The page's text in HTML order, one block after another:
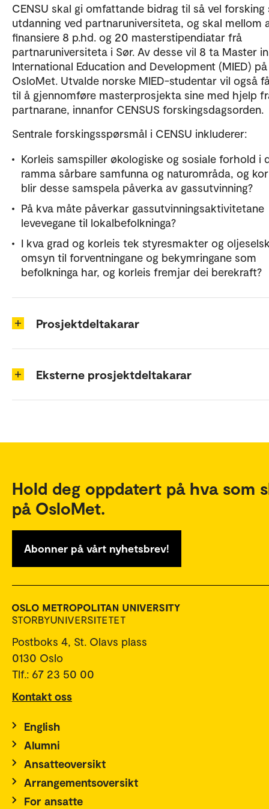
CENSU skal gi omfattande bidrag til så vel forsking
utdanning ved partnaruniversiteta, og skal mellom
finansiere 8 p.hd. og 20 masterstipendiatar frå
partnaruniversiteta i Sør. Av desse vil 8 ta Master in
International Education and Development (MIED) på
OsloMet. Utvalde norske MIED-studentar vil også
til å gjennomføre masterprosjekta sine med hjelp
partnarane, innanfor CENSUS forskingsdagsorden.
Sentrale forskingsspørsmål i CENSU inkluderer:
Korleis samspiller økologiske og sosiale forhold i
ramma sårbare samfunna og naturområda, og
blir desse samspela påverka av gassutvinning?
På kva måte påverkar gassutvinningsaktivitetane
levevegane til lokalbefolkninga?
I kva grad og korleis tek styresmakter og
omsyn til forventningane og bekymringane som
befolkninga har, og korleis fremjar dei berekraft?
Prosjektdeltakarar
Eksterne prosjektdeltakarar
Hold deg oppdatert på hva som
på OsloMet.
Abonner på vårt nyhetsbrev!
Postboks 4, St. Olavs plass
0130 Oslo
Tlf.: 67 23 50 00
Kontakt oss
English
Alumni
Ansatteoversikt
Arrangementsoversikt
For ansatte